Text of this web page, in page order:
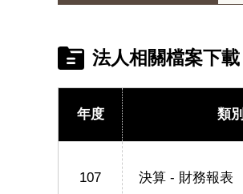
法人相關檔案下載
年度 類別
107 決算 - 財務報表